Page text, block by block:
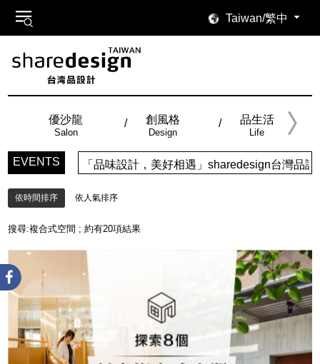
Taiwan/繁中
優沙龍
Salon
創風格
Design
品生活
Life
EVENTS
味設計，美好相遇」sharedesign台灣品設計，五大特色主題
依時間排序 依人氣排序
搜尋:複合式空間 ; 約有20項結果